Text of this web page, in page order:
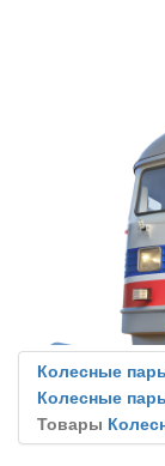
Колесные
Колесные
Товары